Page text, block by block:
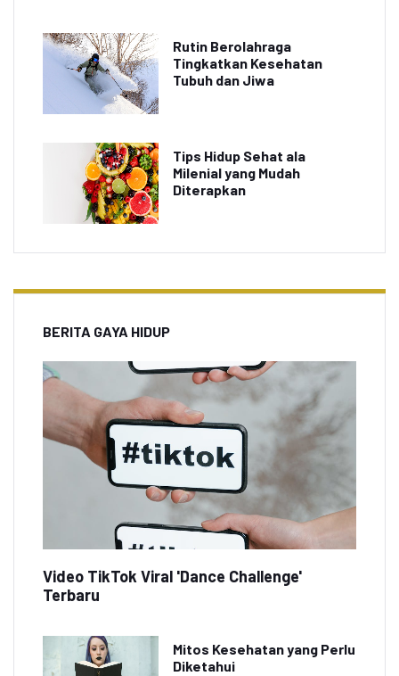
Rutin Berolahraga
Tingkatkan Kesehatan
Tubuh dan Jiwa
Tips Hidup Sehat ala
Milenial yang Mudah
Diterapkan
BERITA GAYA HIDUP
Video TikTok Viral 'Dance Challenge'
Terbaru
Mitos Kesehatan yang Perlu
Diketahui